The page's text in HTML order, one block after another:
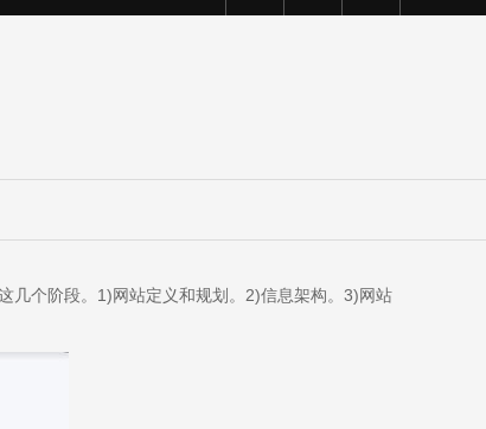
几个阶段。1)网站定义和规划。2)信息架构。3)网站